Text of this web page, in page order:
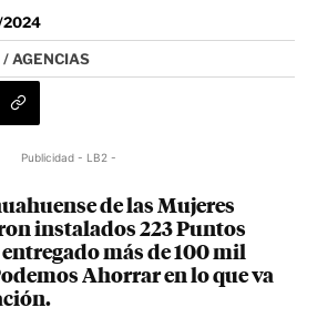
/ AGENCIAS
Publicidad - LB2 -
de las Mujeres
instalados 223 Puntos
más de 100 mil
Ahorrar en lo que va